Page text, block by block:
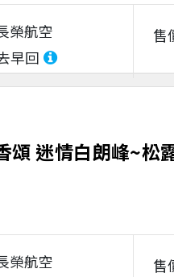
榮航空
早回
售
頌 迷情白朗峰~松
榮航空
售